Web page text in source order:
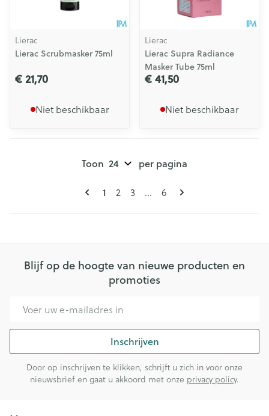
Lierac
Lierac Scrubmasker 75ml
€ 21,70
Niet beschikbaar
Lierac
Lierac Supra Radiance
Masker Tube 75ml
€ 41,50
Niet beschikbaar
Pagina's
U lees momenteel pagina
1 Pagina
2 Pagina
3 ... Pagina
6
Toon per pagina
Blijf op de hoogte van nieuwe producten en
promoties
Inschrijven
Door op inschrijven te klikken, schrijft u zich in voor onze
nieuwsbrief en gaat u akkoord met onze privacy policy.